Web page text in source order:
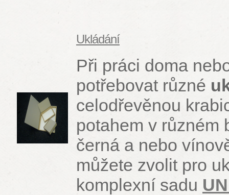
Ukládání
Při práci doma
potřebovat různé
celodřevěnou
potahem v různém
černá a nebo
můžete zvolit pro
komplexní sadu